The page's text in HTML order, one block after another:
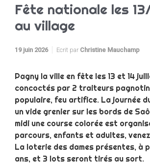
Fête nationale les
au village
19 juin 2026 Ecrit par Christine Mauchamp
Pagny la ville en fête les 13 et 14
concoctés par 2 traiteurs
populaire, feu artifice. La journée
un vide grenier sur les bords de
midi une course colorée est
parcours, enfants et adultes,
La loterie des dames présentes, à
ans, et 3 lots seront tirés au sort.